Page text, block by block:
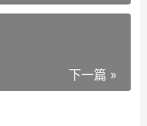
下一篇 »